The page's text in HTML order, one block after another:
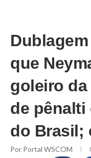
que
goleiro da
de pênalti
do Brasil;
Por Portal WSCOM